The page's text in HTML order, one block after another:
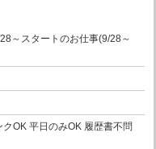
～スタートのお仕事(9/28～
OK 平日のみOK 履歴書不問